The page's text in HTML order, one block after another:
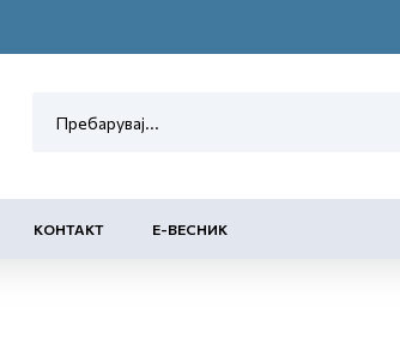
КОНТАКТ Е-ВЕСНИК